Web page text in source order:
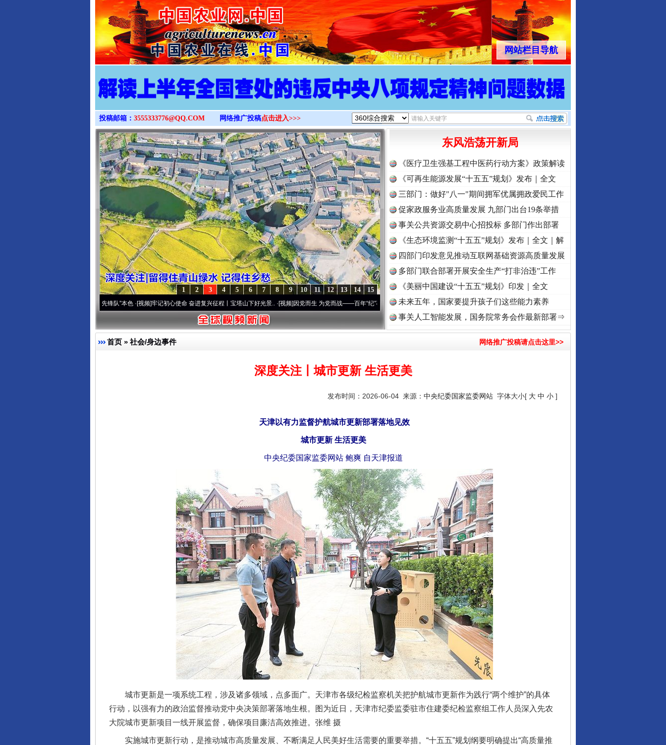
>
网站栏目导航
投稿邮箱： 3555333776@QQ.COM 网络推广投稿点击进入>>>
15
14
13
12
11
10
9
8
7
6
5
4
3
2
1
永葆“两个先锋队”本色·[视频]牢记初心使命 奋进复兴征程丨宝塔山下好光景..·[视频]因党而生 为党而战——百年“纪”事⑧加强纪律.. ·[视频]牢记初心使命 奋进复兴征程丨“转折之城”激荡..·[视频]牢记初心使命 奋进复兴征程丨红船起航处 潮起
东风浩荡开新局
《医疗卫生强基工程中医药行动方案》政策解读
《可再生能源发展“十五五”规划》发布｜全文
三部门：做好"八一"期间拥军优属拥政爱民工作
促家政服务业高质量发展 九部门出台19条举措
事关公共资源交易中心招投标 多部门作出部署
《生态环境监测“十五五”规划》发布｜全文｜解
读
四部门印发意见推动互联网基础资源高质量发展
多部门联合部署开展安全生产“打非治违”工作
《美丽中国建设“十五五”规划》印发｜全文
未来五年，国家要提升孩子们这些能力素养
事关人工智能发展，国务院常务会作最新部署⇒
首页 » 社会/身边事件 网络推广投稿请点击这里>>
深度关注丨城市更新 生活更美
发布时间：2026-06-04 来源： 中央纪委国家监委网站 字体大小[ 大 中 小 ]
天津以有力监督护航城市更新部署落地见效
城市更新 生活更美
中央纪委国家监委网站 鲍爽 自天津报道
城市更新是一项系统工程，涉及诸多领域，点多面广。天津市各级纪检监察机关把护航城市更新作为践行“两个维护”的具体
行动，以强有力的政治监督推动党中央决策部署落地生根。图为近日，天津市纪委监委驻市住建委纪检监察组工作人员深入先农
大院城市更新项目一线开展监督，确保项目廉洁高效推进。张维 摄
实施城市更新行动，是推动城市高质量发展、不断满足人民美好生活需要的重要举措。“十五五”规划纲要明确提出“高质量推